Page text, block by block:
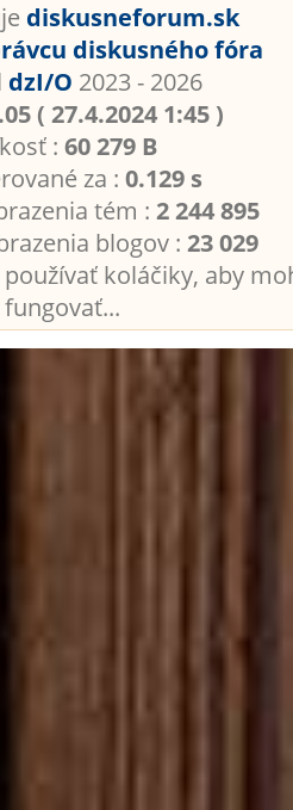
diskusneforum.sk
diskusného fóra
dzI/O 2023 - 2026
( 27.4.2024 1:45 )
:60 279 B
za : 0.129 s
tém : 2 244 895
blogov : 23 029
koláčiky, aby
fungovať...